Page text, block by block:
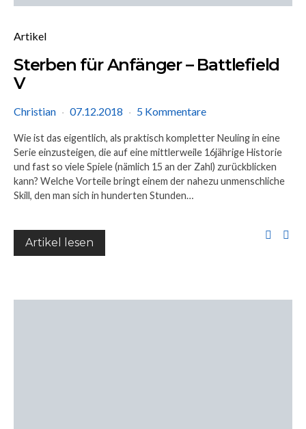
Artikel
Sterben für Anfänger – Battlefield
V
Christian 07.12.2018 5 Kommentare
Wie ist das eigentlich, als praktisch kompletter Neuling in eine
Serie einzusteigen, die auf eine mittlerweile 16jährige Historie
und fast so viele Spiele (nämlich 15 an der Zahl) zurückblicken
kann? Welche Vorteile bringt einem der nahezu unmenschliche
Skill, den man sich in hunderten Stunden…
Artikel lesen